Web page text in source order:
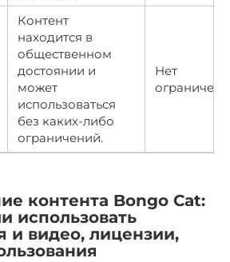
Контент
находится в
общественном
достоянии и
может
использоваться
без каких-либо
ограничений.
Нет
контента Bongo Cat:
использовать
и видео, лицензии,